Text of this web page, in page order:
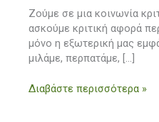
Ζούμε σε μια κοινωνία
ασκούμε κριτική αφορά
μόνο η εξωτερική μας
μιλάμε, περπατάμε, […]
σκληρά
ευχαριστήσουμε
τους
άλλους
Διαβάστε περισσότερα »